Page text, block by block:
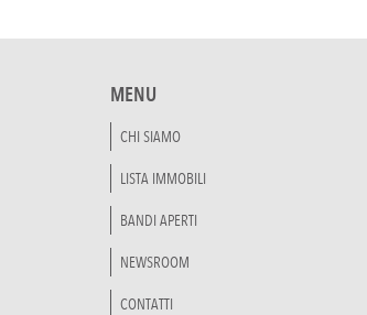
MENU
CHI SIAMO
LISTA IMMOBILI
BANDI APERTI
NEWSROOM
CONTATTI